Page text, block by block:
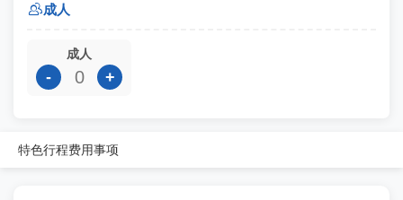
成人
成人
- +
特色行程费用事项